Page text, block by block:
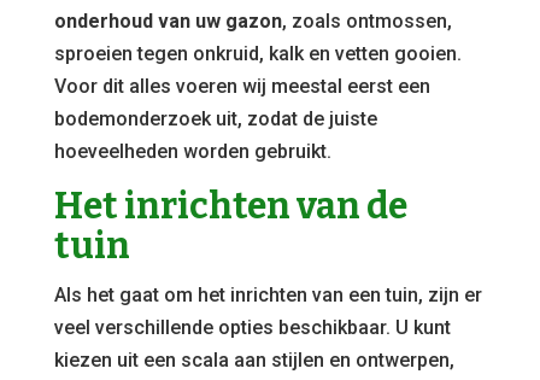
onderhoud van uw gazon, zoals ontmossen,
sproeien tegen onkruid, kalk en vetten gooien.
Voor dit alles voeren wij meestal eerst een
bodemonderzoek uit, zodat de juiste
hoeveelheden worden gebruikt.
Het inrichten van de
tuin
Als het gaat om het inrichten van een tuin, zijn er
veel verschillende opties beschikbaar. U kunt
kiezen uit een scala aan stijlen en ontwerpen,